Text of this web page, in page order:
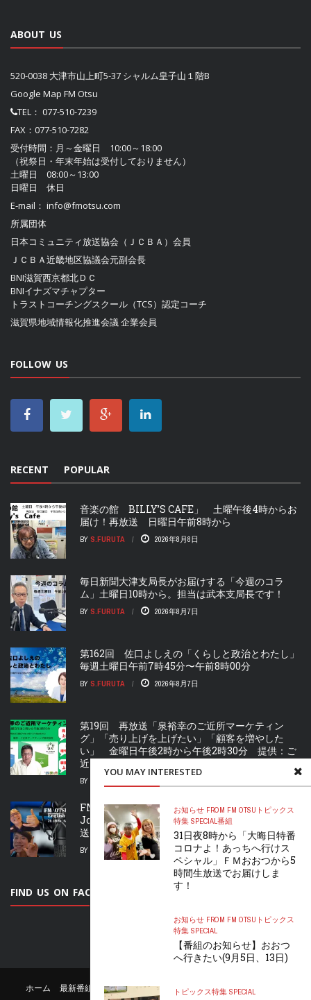
YOU MAY INTERESTED
お知らせ FROM FM OTSU トピックス
特集 SPECIAL番組
31日夜8時から「大晦日特番
コロナよ！あっちへ行けス
ペシャル」ＦＭおおつから5
時間生放送でお届けしま
す！
お知らせ FROM FM OTSU トピックス
特集 SPECIAL
【番組のお知らせ】おおつ
へ行きたい(9月5日、13日)
トピックス特集 SPECIAL
ABOUT US
520-0038 大津市山上町5-37 シャルム皇子山１階B
Google Map FM Otsu
TEL： 077-510-7239
FAX：077-510-7282
受付時間：月～金曜日 10:00～18:00
（祝祭日・年末年始は受付しておりません）
土曜日 08:00～13:00
日曜日 休日
E-mail： info@fmotsu.com
所属団体
日本コミュニティ放送協会（ＪＣＢＡ） 会員
ＪＣＢＡ近畿地区協議会元副会長
BNI滋賀西京都北ＤＣ
BNIイナズマチャプター
トラストコーチングスクール（TCS）認定コーチ
滋賀県地域情報化推進会議企業会員
FOLLOW US
RECENT POPULAR
音楽の館 BILLY’S CAFE」 土曜午後4時からお
届け！再放送 日曜日午前8時から
BY S.FURUTA 2026年8月8日
毎日新聞大津支局長がお届けする「今週のコラ
ム」土曜日10時から。担当は武本支局長です！
BY S.FURUTA 2026年8月7日
第162回 佐口よしえの「くらしと政治とわたし」
毎週土曜日午前7時45分〜午前8時00分
BY S.FURUTA 2026年8月7日
第19回 再放送「泉裕幸のご近所マーケティン
グ」「売り上げを上げたい」「顧客を増やした
い」 金曜日午後2時から午後2時30分 提供：ご
近所マーケティング株式会社
BY
FM OTSU ENGLISH HOUR」第38回再放送「
Joy to the World – Mariah Carey」（8月8日放
送）テキスト
BY FURUTANARU 2026年8月7日
FIND US ON FACEBOOK
ホーム 最新番組表 リクエスト 公認サポーター
お問い合わせ